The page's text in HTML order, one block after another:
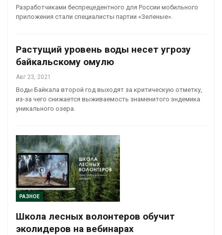
Разработчиками беспрецедентного для России мобильного
приложения стали специалисты партии «Зеленые».
Растущий уровень воды несет угрозу
байкальскому омулю
Авг 23, 2021
Воды Байкала второй год выходят за критическую отметку,
из-за чего снижается выживаемость знаменитого эндемика
уникального озера.
РАЗНОЕ
Школа лесных волонтеров обучит
эколидеров на вебинарах